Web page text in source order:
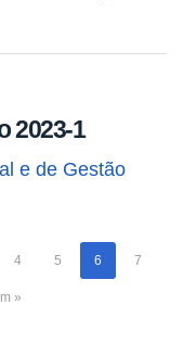
2023-1
e de Gestão
4 5 6 7
»